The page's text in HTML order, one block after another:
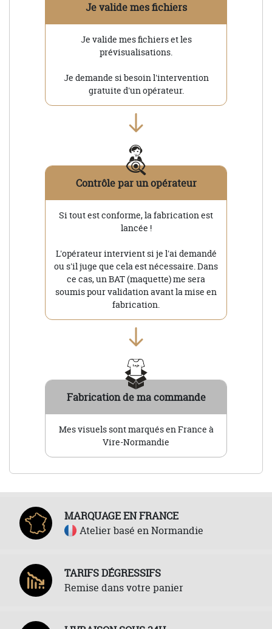
Je valide mes fichiers
Je valide mes fichiers et les
prévisualisations.
Je demande si besoin l'intervention
gratuite d'un opérateur.
Contrôle par un opérateur
Si tout est conforme, la fabrication est
lancée !
L'opérateur intervient si je l'ai demandé
ou s'il juge que cela est nécessaire. Dans
ce cas, un BAT (maquette) me sera
soumis pour validation avant la mise en
fabrication.
Fabrication de ma commande
Mes visuels sont marqués en France à
Vire-Normandie
MARQUAGE EN FRANCE
Atelier basé en Normandie
TARIFS DÉGRESSIFS
Remise dans votre panier